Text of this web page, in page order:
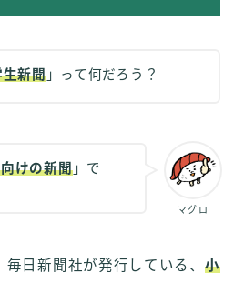
生新聞」って何だろう？
マグロ
けの新聞」で
毎日新聞社が発行している、 小